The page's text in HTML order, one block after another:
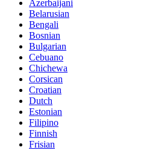
Azerbaijani
Belarusian
Bengali
Bosnian
Bulgarian
Cebuano
Chichewa
Corsican
Croatian
Dutch
Estonian
Filipino
Finnish
Frisian